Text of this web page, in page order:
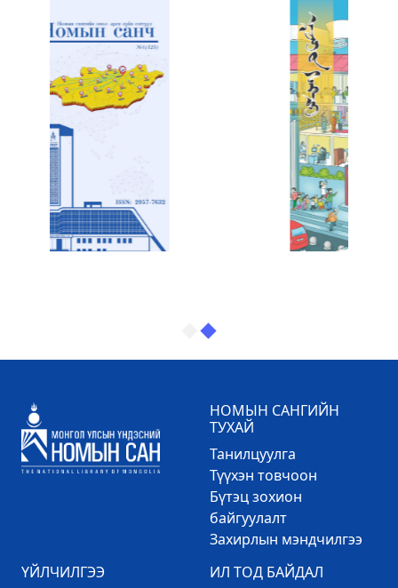
НОМЫН САНГИЙН
ТУХАЙ
Танилцуулга
Түүхэн товчоон
Бүтэц зохион
байгуулалт
Захирлын мэндчилгээ
ҮЙЛЧИЛГЭЭ
ИЛ ТОД БАЙДАЛ